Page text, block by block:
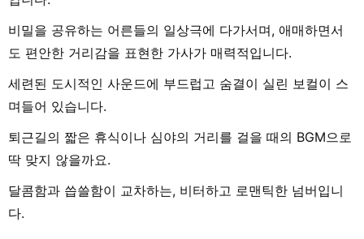
비밀을 공유하는 어른들의 일상극에 다가서며, 애매하면서
도 편안한 거리감을 표현한 가사가 매력적입니다.
세련된 도시적인 사운드에 부드럽고 숨결이 실린 보컬이 스
며들어 있습니다.
퇴근길의 짧은 휴식이나 심야의 거리를 걸을 때의 BGM으로
딱 맞지 않을까요.
달콤함과 씁쓸함이 교차하는, 비터하고 로맨틱한 넘버입니
다.